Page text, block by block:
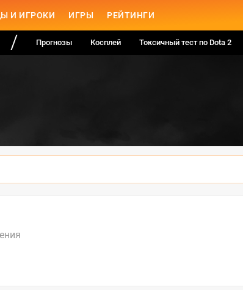
И ИГРОКИ ИГРЫ РЕЙТИНГИ
Прогнозы Косплей Токсичный тест по Dota 2